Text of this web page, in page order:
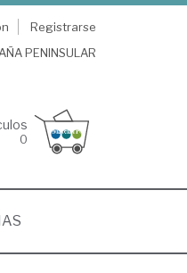
Registrarse
PENINSULAR
0